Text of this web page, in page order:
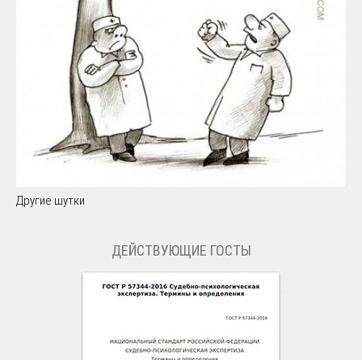
Другие шутки
ДЕЙСТВУЮЩИЕ ГОСТЫ